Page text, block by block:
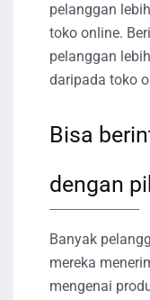
pelanggan
toko online.
pelanggan
daripada toko
Bisa
dengan
Banyak
mereka
mengenai